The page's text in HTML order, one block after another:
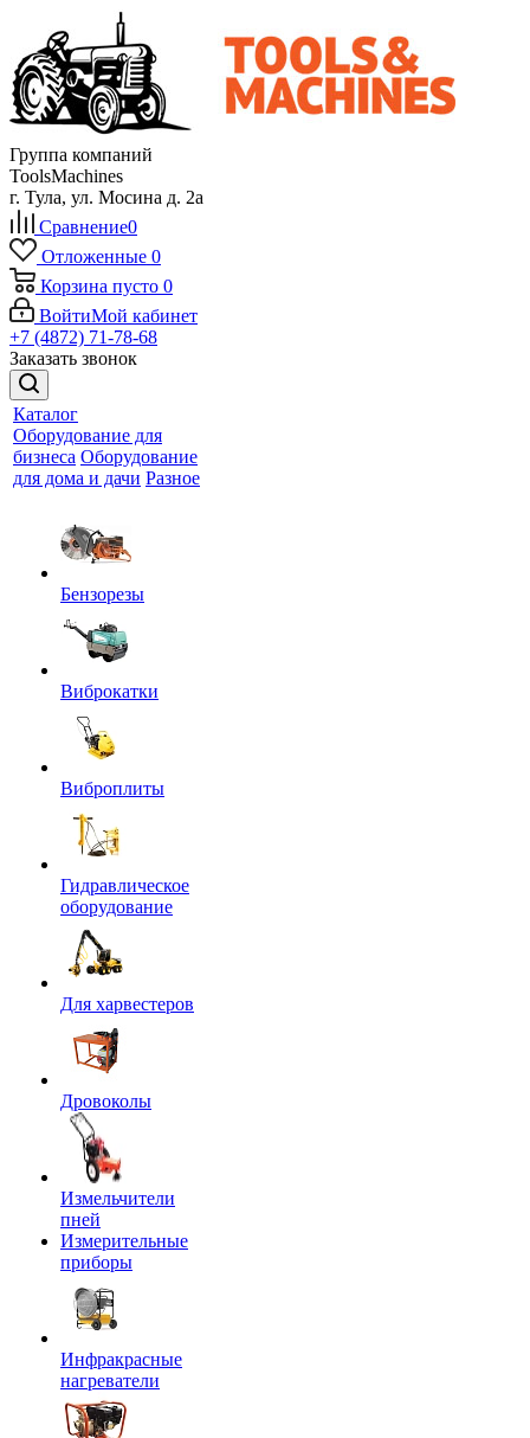
Группа компаний
ToolsMachines
г. Тула, ул. Мосина д. 2а
Сравнение0
Отложенные 0
Корзина пусто 0
ВойтиМой кабинет
+7 (4872) 71-78-68
Заказать звонок
Каталог
Оборудование для
бизнеса Оборудование
для дома и дачи Разное
Бензорезы
Виброкатки
Виброплиты
Гидравлическое
оборудование
Для харвестеров
Дровоколы
Измельчители
пней
Измерительные
приборы
Инфракрасные
нагреватели